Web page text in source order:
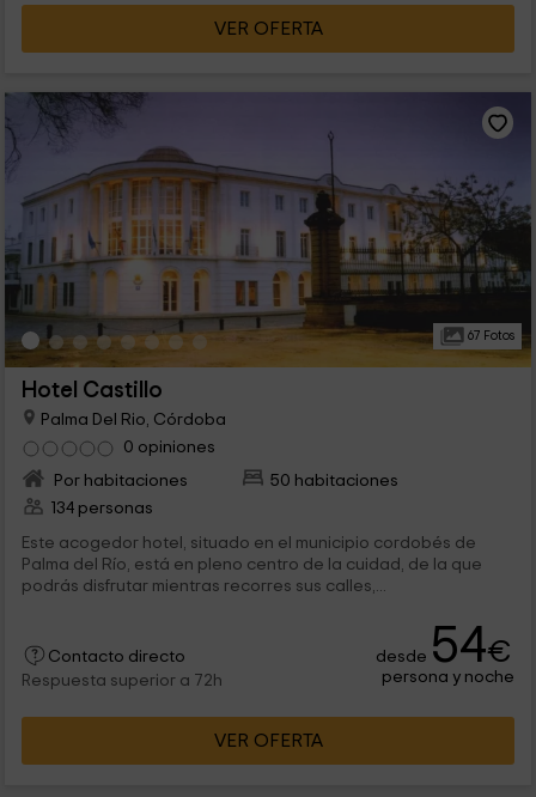
VER OFERTA
67 Fotos
Hotel Castillo
Palma Del Rio, Córdoba
0 opiniones
Por habitaciones
50 habitaciones
134 personas
Este acogedor hotel, situado en el municipio cordobés de
Palma del Río, está en pleno centro de la cuidad, de la que
podrás disfrutar mientras recorres sus calles,...
Contacto directo
Respuesta superior a 72h
desde 54€
persona y noche
VER OFERTA